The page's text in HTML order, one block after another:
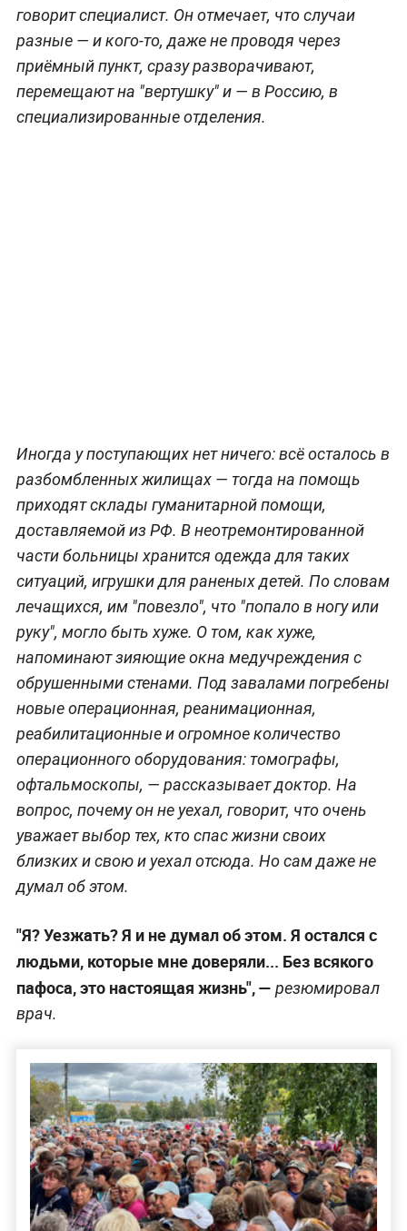
говорит специалист. Он отмечает, что случаи
разные — и кого-то, даже не проводя через
приёмный пункт, сразу разворачивают,
перемещают на "вертушку" и — в Россию, в
специализированные отделения.
Иногда у поступающих нет ничего: всё осталось в
разбомбленных жилищах — тогда на помощь
приходят склады гуманитарной помощи,
доставляемой из РФ. В неотремонтированной
части больницы хранится одежда для таких
ситуаций, игрушки для раненых детей. По словам
лечащихся, им "повезло", что "попало в ногу или
руку", могло быть хуже. О том, как хуже,
напоминают зияющие окна медучреждения с
обрушенными стенами. Под завалами погребены
новые операционная, реанимационная,
реабилитационные и огромное количество
операционного оборудования: томографы,
офтальмоскопы, — рассказывает доктор. На
вопрос, почему он не уехал, говорит, что очень
уважает выбор тех, кто спас жизни своих
близких и свою и уехал отсюда. Но сам даже не
думал об этом.
"Я? Уезжать? Я и не думал об этом. Я остался с
людьми, которые мне доверяли... Без всякого
пафоса, это настоящая жизнь", — резюмировал
врач.